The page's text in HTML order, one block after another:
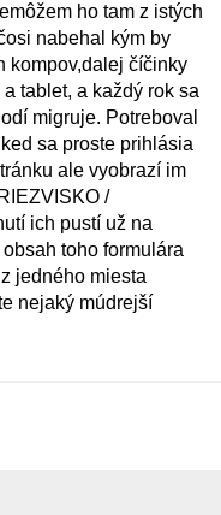
ho tam z istých
nabehal kým by
kompov,dalej číčinky
tablet, a každý rok sa
migruje. Potreboval
sa proste prihlásia
ale vyobrazí im
/
ich pustí už na
toho formulára
jedného miesta
nejaký múdrejší